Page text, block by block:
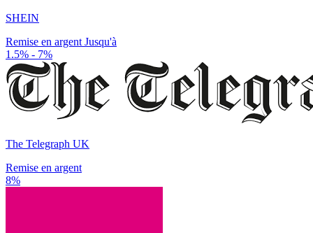
SHEIN
Remise en argent Jusqu'à
1.5% - 7%
The Telegraph UK
Remise en argent
8%